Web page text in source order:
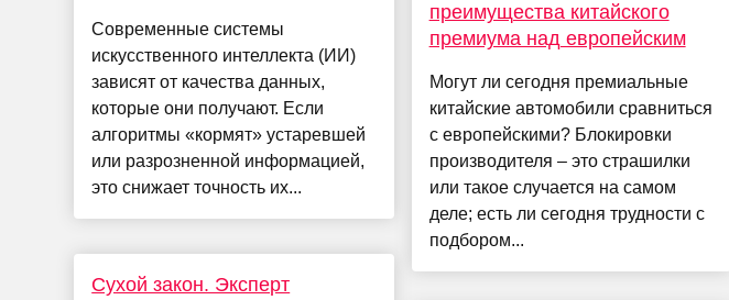
Современные системы
искусственного интеллекта (ИИ)
зависят от качества данных,
которые они получают. Если
алгоритмы «кормят» устаревшей
или разрозненной информацией,
это снижает точность их...
Сухой закон. Эксперт
преимущества китайского
премиума над европейским
Могут ли сегодня премиальные
китайские автомобили сравниться
с европейскими? Блокировки
производителя – это страшилки
или такое случается на самом
деле; есть ли сегодня трудности с
подбором...